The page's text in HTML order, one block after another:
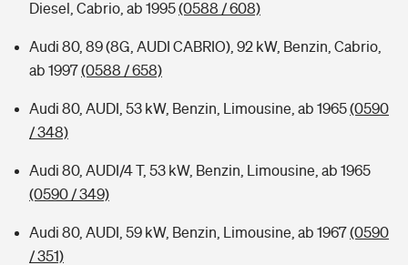
Diesel, Cabrio, ab 1995(0588 / 608)
Audi 80, 89 (8G, AUDI CABRIO), 92 kW, Benzin, Cabrio,
ab 1997(0588 / 658)
Audi 80, AUDI, 53 kW, Benzin, Limousine, ab 1965(0590
/ 348)
Audi 80, AUDI/4 T, 53 kW, Benzin, Limousine, ab 1965
(0590 / 349)
Audi 80, AUDI, 59 kW, Benzin, Limousine, ab 1967(0590
/ 351)